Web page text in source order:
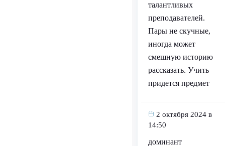
талантливых
преподавателей.
Пары не скучные,
иногда может
смешную историю
рассказать. Учить
придется предмет
2 октября 2024 в
14:50
доминант